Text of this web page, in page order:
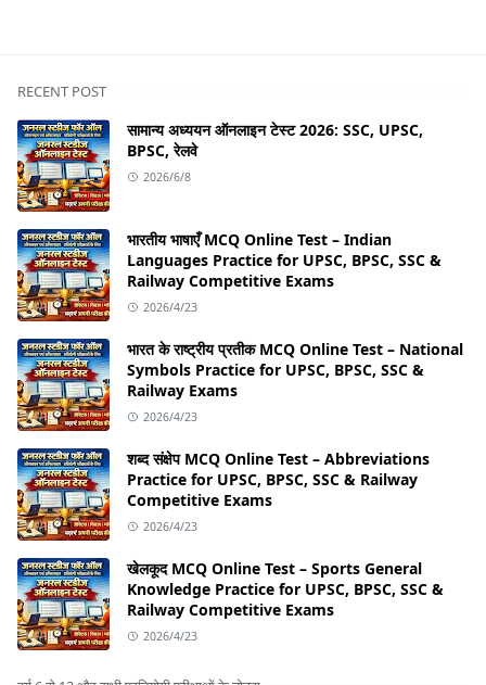
RECENT POST
सामान्य अध्ययन ऑनलाइन टेस्ट 2026: SSC, UPSC,
BPSC, रेलवे
2026/6/8
भारतीय भाषाएँ MCQ Online Test – Indian
Languages Practice for UPSC, BPSC, SSC &
Railway Competitive Exams
2026/4/23
भारत के राष्ट्रीय प्रतीक MCQ Online Test – National
Symbols Practice for UPSC, BPSC, SSC &
Railway Exams
2026/4/23
शब्द संक्षेप MCQ Online Test – Abbreviations
Practice for UPSC, BPSC, SSC & Railway
Competitive Exams
2026/4/23
खेलकूद MCQ Online Test – Sports General
Knowledge Practice for UPSC, BPSC, SSC &
Railway Competitive Exams
2026/4/23